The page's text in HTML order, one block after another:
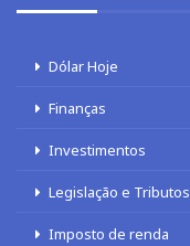
Dólar Hoje
Finanças
Investimentos
Legislação e Tributos
Imposto de renda